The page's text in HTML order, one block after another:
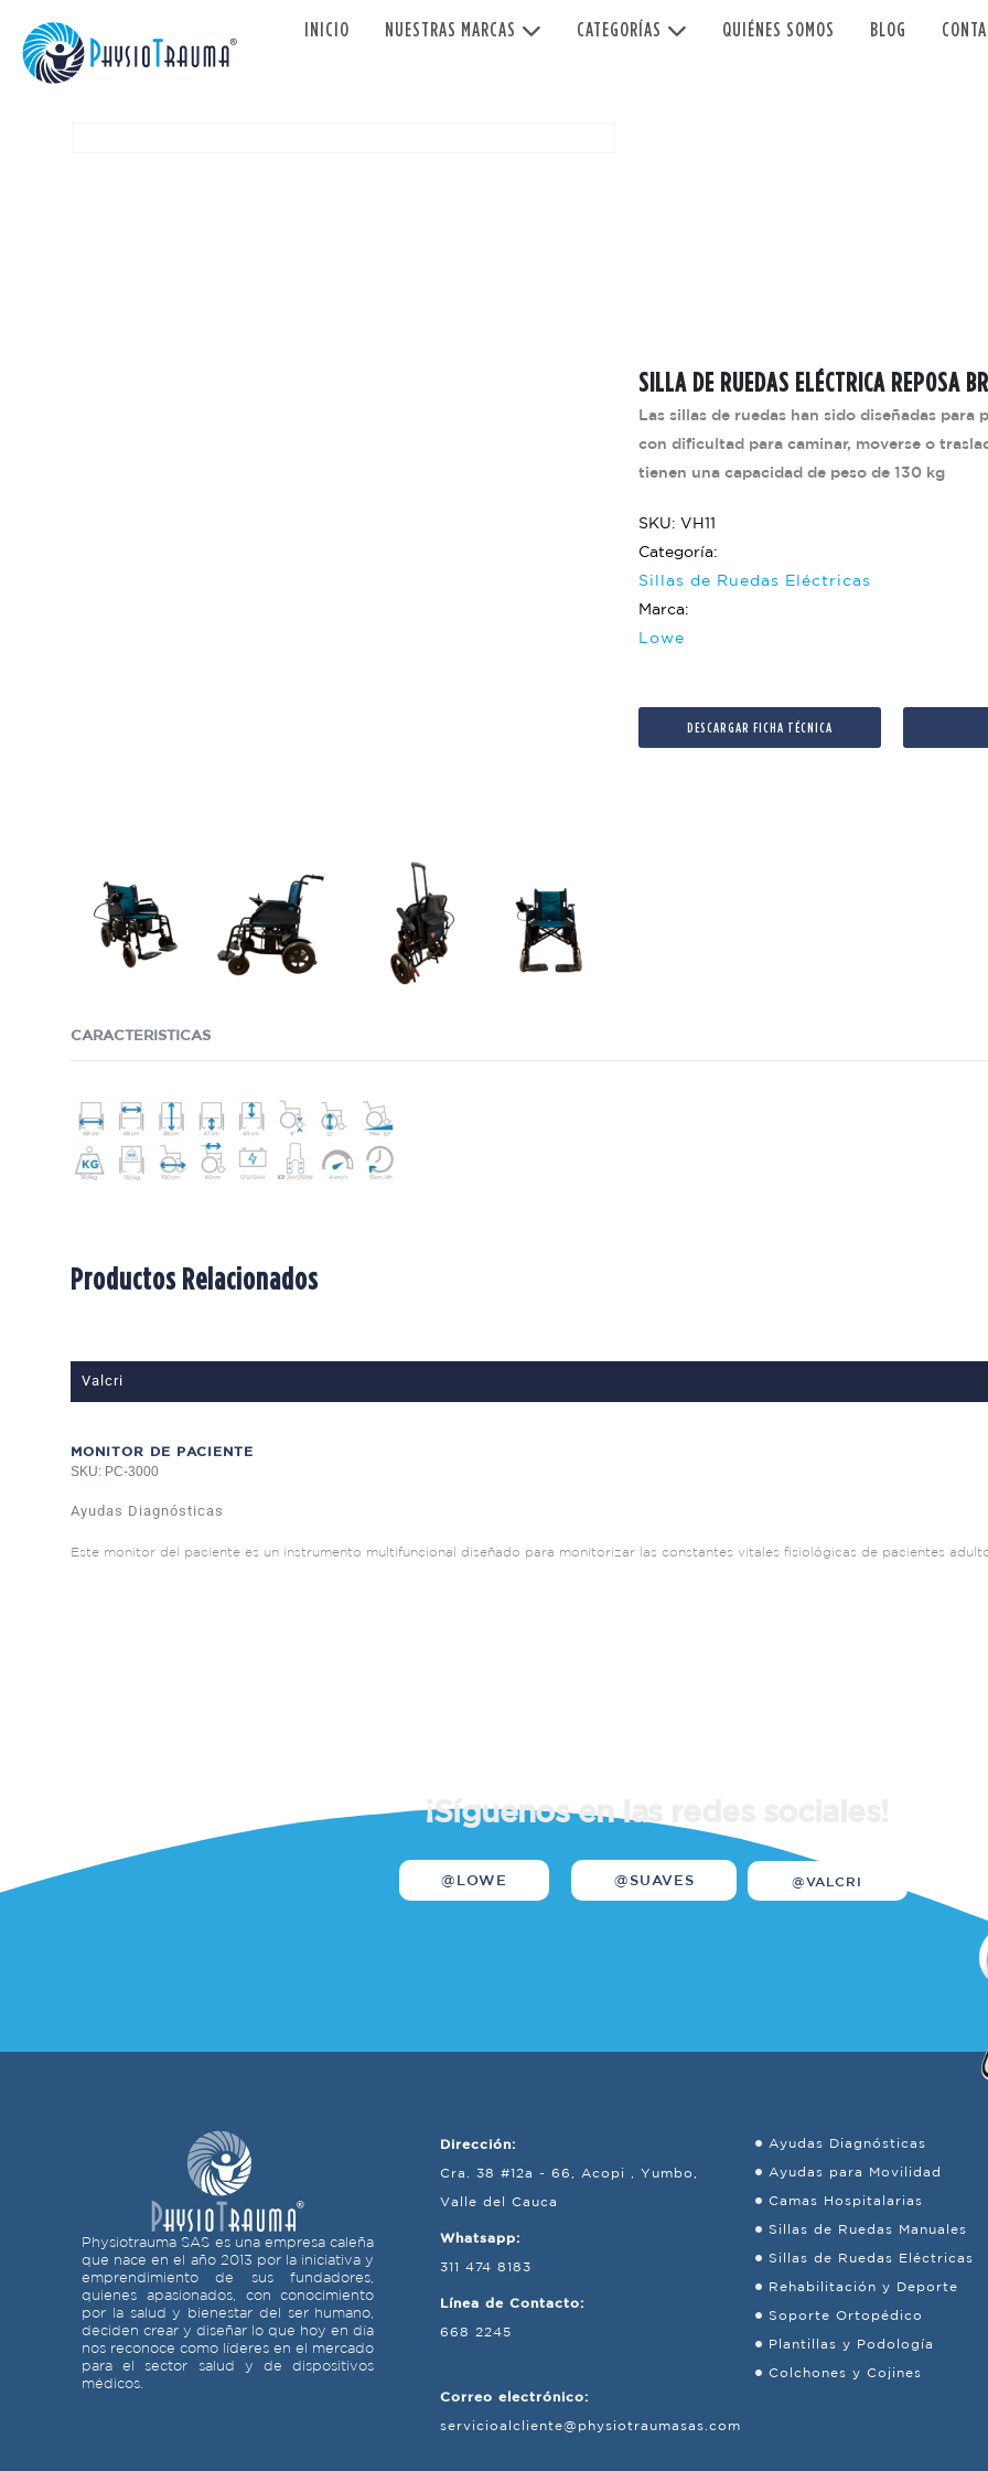
INICIO NUESTRAS MARCAS CATEGORÍAS QUIÉNES SOMOS BLOG
SILLA DE RUEDAS ELÉCTRICA REPOSA
Las sillas de ruedas han sido diseñadas
con dificultad para caminar, moverse o
tienen una capacidad de peso de 130 kg
SKU: VH11
Categoría:
Sillas de Ruedas Eléctricas
Marca:
Lowe
DESCARGAR FICHA TÉCNICA
CARACTERISTICAS
Productos Relacionados
Valcri
MONITOR DE PACIENTE
SKU: PC-3000
Ayudas Diagnósticas
Este monitor del paciente es un instrumento multifuncional diseñado para monitorizar las constantes vitales fisiológicas de pacientes
¡Síguenos en las redes sociales!
@LOWE @SUAVES @VALCRI
Physiotrauma SAS es una empresa caleña
que nace en el año 2013 por la iniciativa y
emprendimiento de sus fundadores,
quienes apasionados, con conocimiento
por la salud y bienestar del ser humano,
deciden crear y diseñar lo que hoy en día
nos reconoce como líderes en el mercado
para el sector salud y de dispositivos
médicos.
Dirección:
Cra. 38 #12a - 66, Acopi , Yumbo,
Valle del Cauca
Whatsapp:
311 474 8183
Línea de Contacto:
668 2245
Correo electrónico:
servicioalcliente@physiotraumasas.com
Ayudas Diagnósticas
Ayudas para Movilidad
Camas Hospitalarias
Sillas de Ruedas Manuales
Sillas de Ruedas Eléctricas
Rehabilitación y Deporte
Soporte Ortopédico
Plantillas y Podología
Colchones y Cojines